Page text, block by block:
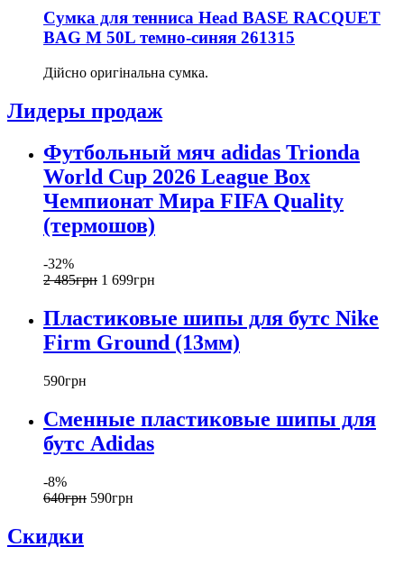
Сумка для тенниса Head BASE RACQUET
BAG M 50L темно-синяя 261315
Дійсно оригінальна сумка.
Лидеры продаж
Футбольный мяч adidas Trionda
World Cup 2026 League Box
Чемпионат Мира FIFA Quality
(термошов)
-32%
2 485грн 1 699грн
Пластиковые шипы для бутс Nike
Firm Ground (13мм)
590грн
Сменные пластиковые шипы для
бутс Adidas
-8%
640грн 590грн
Скидки